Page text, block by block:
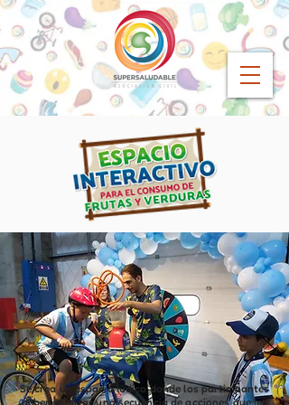
Se crea un espacio lúdico donde los participantes
deben realizar una secuencia de acciones que les